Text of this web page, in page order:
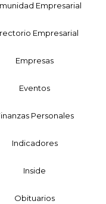
Empresarial
Empresarial
Empresas
Eventos
Personales
Indicadores
Inside
Obituarios